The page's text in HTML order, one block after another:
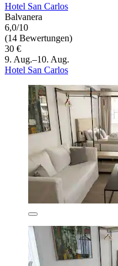
Hotel San Carlos
Balvanera
6,0/10
(14 Bewertungen)
30 €
9. Aug.–10. Aug.
Hotel San Carlos